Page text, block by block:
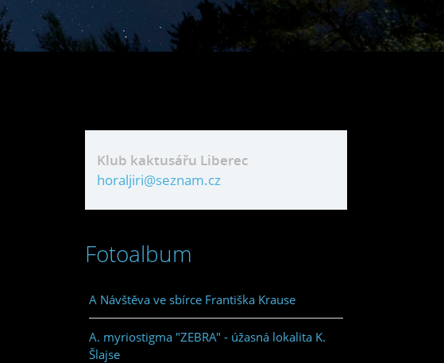
Klub kaktusářu Liberec
horaljiri@seznam.cz
Fotoalbum
A Návštěva ve sbírce Františka Krause
A. myriostigma "ZEBRA" - úžasná lokalita K.
Šlajse